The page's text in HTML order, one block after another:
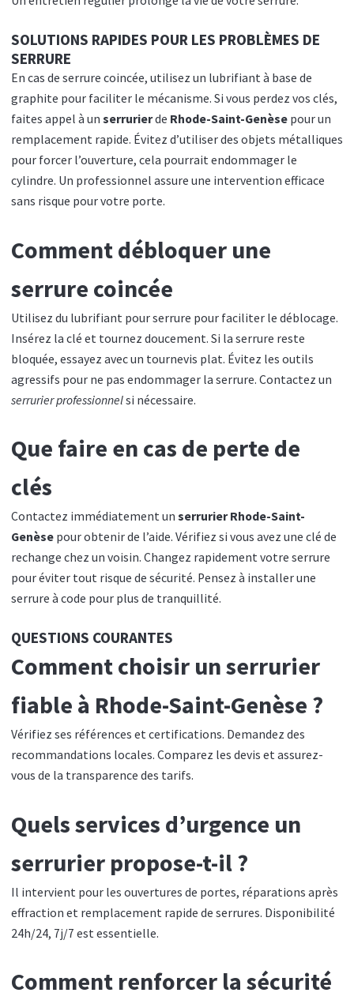
SOLUTIONS RAPIDES POUR LES PROBLÈMES DE
SERRURE
En cas de serrure coincée, utilisez un lubrifiant à base de
graphite pour faciliter le mécanisme. Si vous perdez vos clés,
faites appel à un serrurierde Rhode-Saint-Genèse pour un
remplacement rapide. Évitez d’utiliser des objets métalliques
pour forcer l’ouverture, cela pourrait endommager le
cylindre. Un professionnel assure une intervention efficace
sans risque pour votre porte.
Comment débloquer une
serrure coincée
Utilisez du lubrifiant pour serrure pour faciliter le déblocage.
Insérez la clé et tournez doucement. Si la serrure reste
bloquée, essayez avec un tournevis plat. Évitez les outils
agressifs pour ne pas endommager la serrure. Contactez un
serrurier professionnelsi nécessaire.
Que faire en cas de perte de
clés
Contactez immédiatement un serrurier Rhode-Saint-
Genèse pour obtenir de l’aide. Vérifiez si vous avez une clé de
rechange chez un voisin. Changez rapidement votre serrure
pour éviter tout risque de sécurité. Pensez à installer une
serrure à code pour plus de tranquillité.
QUESTIONS COURANTES
Comment choisir un serrurier
fiable à Rhode-Saint-Genèse ?
Vérifiez ses références et certifications. Demandez des
recommandations locales. Comparez les devis et assurez-
vous de la transparence des tarifs.
Quels services d’urgence un
serrurier propose-t-il ?
Il intervient pour les ouvertures de portes, réparations après
effraction et remplacement rapide de serrures. Disponibilité
24h/24, 7j/7 est essentielle.
Comment renforcer la sécurité